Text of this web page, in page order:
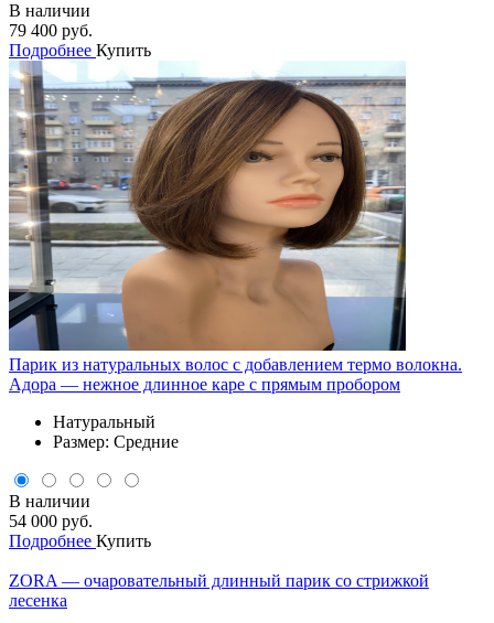
В наличии
79 400 руб.
Подробнее Купить
Парик из натуральных волос с добавлением термо волокна.
Адора — нежное длинное каре с прямым пробором
Натуральный
Размер: Средние
В наличии
54 000 руб.
Подробнее Купить
ZORA — очаровательный длинный парик со стрижкой
лесенка